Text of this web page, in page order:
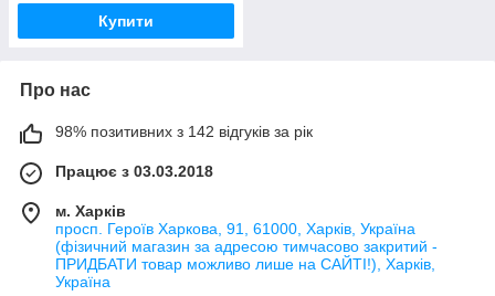
Купити
Про нас
98% позитивних з 142 відгуків за рік
Працює з 03.03.2018
м. Харків
просп. Героїв Харкова, 91, 61000, Харків, Україна
(фізичний магазин за адресою тимчасово закритий -
ПРИДБАТИ товар можливо лише на САЙТІ!), Харків,
Україна